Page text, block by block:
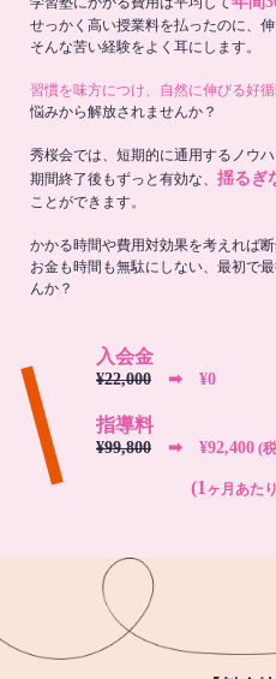
せっかく高い授業料を払ったのに、伸
そんな苦い経験をよく耳にします。
習慣を味方につけ、自然に伸びる好
悩みから解放されませんか？
秀桜会では、短期的に通用するノウハ
期間終了後もずっと有効な、 揺るぎ
ことができます。
かかる時間や費用対効果を考えれば断
お金も時間も無駄にしない、最初で
んか？
入会金
¥22,000 ➡︎ ¥0
指導料
¥99,800 ➡︎ ¥92,400 (
(1 ヶ月あたり